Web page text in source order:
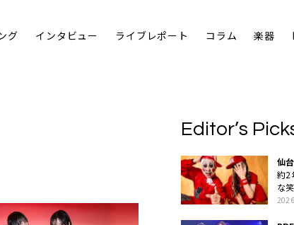
グ インタビュー ライブレポート コラム 楽器
Editor’s
仙
約2
な